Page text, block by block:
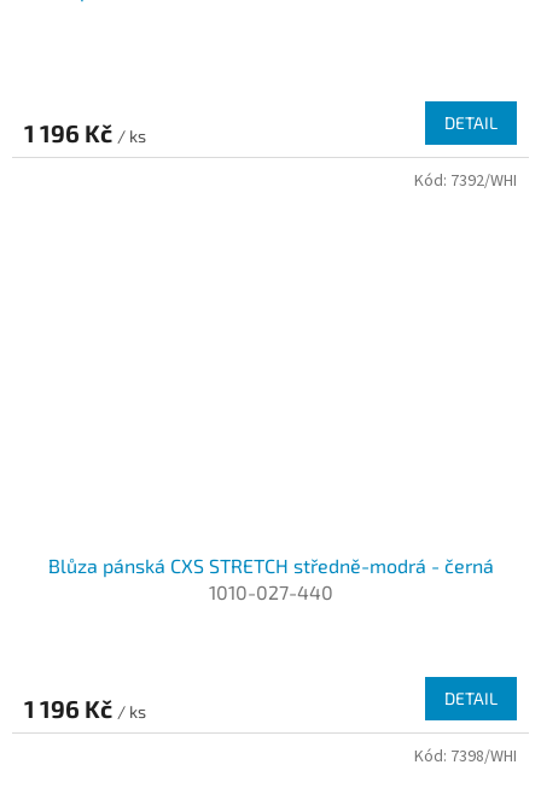
1 196 Kč / ks
DETAIL
Blůza pánská CXS STRETCH středně-modrá - černá
1010-027-440
1 196 Kč / ks
DETAIL
Kód: 7392/WHI
Kód: 7398/WHI